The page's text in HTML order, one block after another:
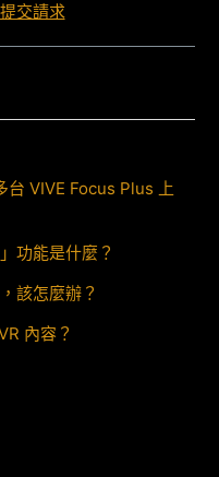
提交請求
台 VIVE Focus Plus 上
功能是什麼？
該怎麼辦？
內容？